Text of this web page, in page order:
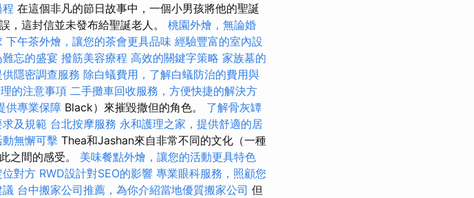
在這個非凡的節日故事中，一個小男孩將他的聖誕
，這封信並未發布給聖誕老人。 桃園外燴，無論婚
下午茶外燴，讓您的茶會更具品味 經驗豐富的室內設
忘的盛宴 撥筋美容療程 高效的關鍵字策略 家族墓的
隱密調查服務 除白蟻費用，了解白蟻防治的費用與
的注意事項 二手攤車回收服務，方便快捷的解決方
供專業保障 Black）來摧毀撒但的角色。 了解骨灰罈
及規範 台北按摩服務 永和護理之家，提供舒適的居
無懈可擊 Thea和Jashan來自非常不同的文化（一種
之間的感受。 美味餐點外燴，讓您的活動更具特色
對方 RWD設計對SEO的影響 專業眼科服務，照顧您
台中搬家公司推薦，為你介紹當地優質搬家公司 但